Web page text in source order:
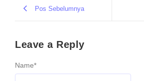
Pos Sebelumnya
Leave a Reply
Name*